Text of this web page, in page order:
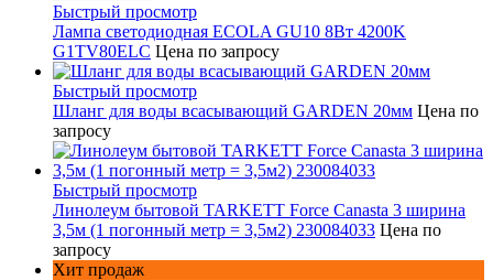
Быстрый просмотр
Лампа светодиодная ECOLA GU10 8Вт 4200K
G1TV80ELC Цена по запросу
Быстрый просмотр
Шланг для воды всасывающий GARDEN 20мм Цена по
запросу
Быстрый просмотр
Линолеум бытовой TARKETT Force Canasta 3 ширина
3,5м (1 погонный метр = 3,5м2) 230084033 Цена по
запросу
Хит продаж